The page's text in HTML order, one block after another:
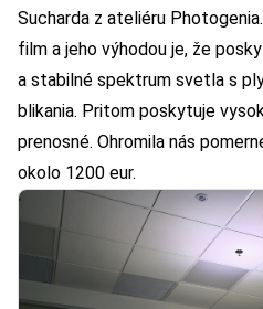
Sucharda z ateliéru
film a jeho výhodou je, že
a stabilné spektrum svetla s
blikania. Pritom poskytuje
prenosné. Ohromila nás
okolo 1200 eur.